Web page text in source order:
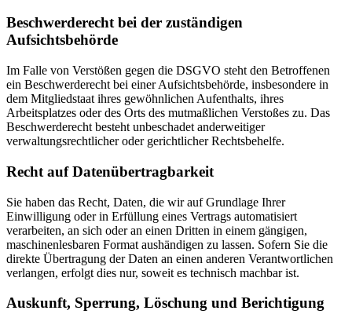
Beschwerderecht bei der zuständigen
Aufsichtsbehörde
Im Falle von Verstößen gegen die DSGVO steht den Betroffenen
ein Beschwerderecht bei einer Aufsichtsbehörde, insbesondere in
dem Mitgliedstaat ihres gewöhnlichen Aufenthalts, ihres
Arbeitsplatzes oder des Orts des mutmaßlichen Verstoßes zu. Das
Beschwerderecht besteht unbeschadet anderweitiger
verwaltungsrechtlicher oder gerichtlicher Rechtsbehelfe.
Recht auf Datenübertragbarkeit
Sie haben das Recht, Daten, die wir auf Grundlage Ihrer
Einwilligung oder in Erfüllung eines Vertrags automatisiert
verarbeiten, an sich oder an einen Dritten in einem gängigen,
maschinenlesbaren Format aushändigen zu lassen. Sofern Sie die
direkte Übertragung der Daten an einen anderen Verantwortlichen
verlangen, erfolgt dies nur, soweit es technisch machbar ist.
Auskunft, Sperrung, Löschung und Berichtigung